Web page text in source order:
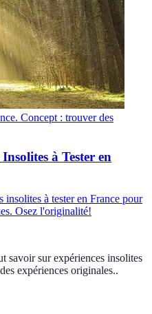
Concept : trouver des
à Tester en
insolites à tester en France pour
Osez l'originalité!
savoir sur expériences insolites
expériences originales..